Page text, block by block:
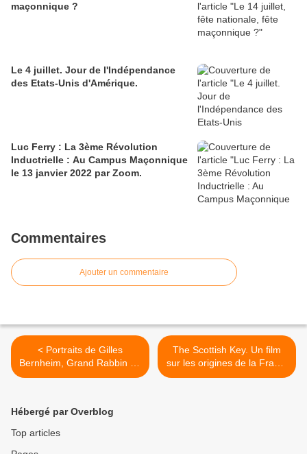
maçonnique ?
Le 4 juillet. Jour de l'Indépendance
des Etats-Unis d'Amérique.
Luc Ferry : La 3ème Révolution
Inductrielle : Au Campus Maçonnique
le 13 janvier 2022 par Zoom.
Commentaires
Ajouter un commentaire
< Portraits de Gilles
Bernheim, Grand Rabbin de
France, dans "Le Monde"
The Scottish Key. Un film
sur les origines de la Franc-
Maçonnerie. >
Hébergé par Overblog
Top articles